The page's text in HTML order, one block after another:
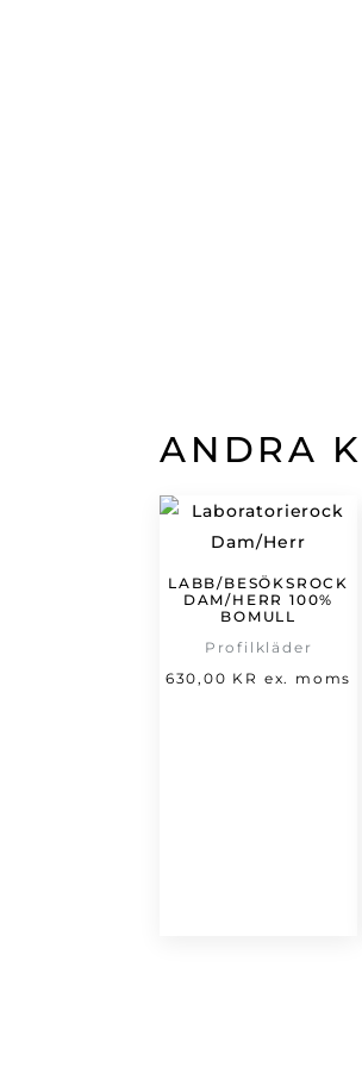
ANDRA
LABB/BESÖKSROCK
DAM/HERR 100%
BOMULL
Profilkläder
630,00 KR ex. moms